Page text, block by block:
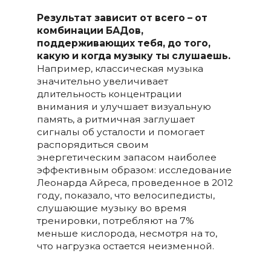
Результат зависит от всего – от
комбинации БАДов,
поддерживающих тебя, до того,
какую и когда музыку ты слушаешь.
Например, классическая музыка
значительно увеличивает
длительность концентрации
внимания и улучшает визуальную
память, а ритмичная заглушает
сигналы об усталости и помогает
распорядиться своим
энергетическим запасом наиболее
эффективным образом: исследование
Леонарда Айреса, проведенное в 2012
году, показало, что велосипедисты,
слушающие музыку во время
тренировки, потребляют на 7%
меньше кислорода, несмотря на то,
что нагрузка остается неизменной.